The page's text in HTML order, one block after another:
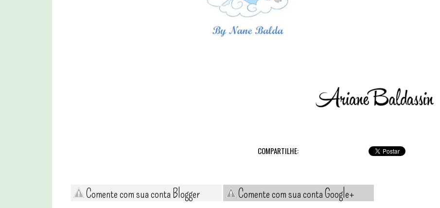
COMPARTILHE:
Comente com sua conta Blogger
Comente com sua conta Google+